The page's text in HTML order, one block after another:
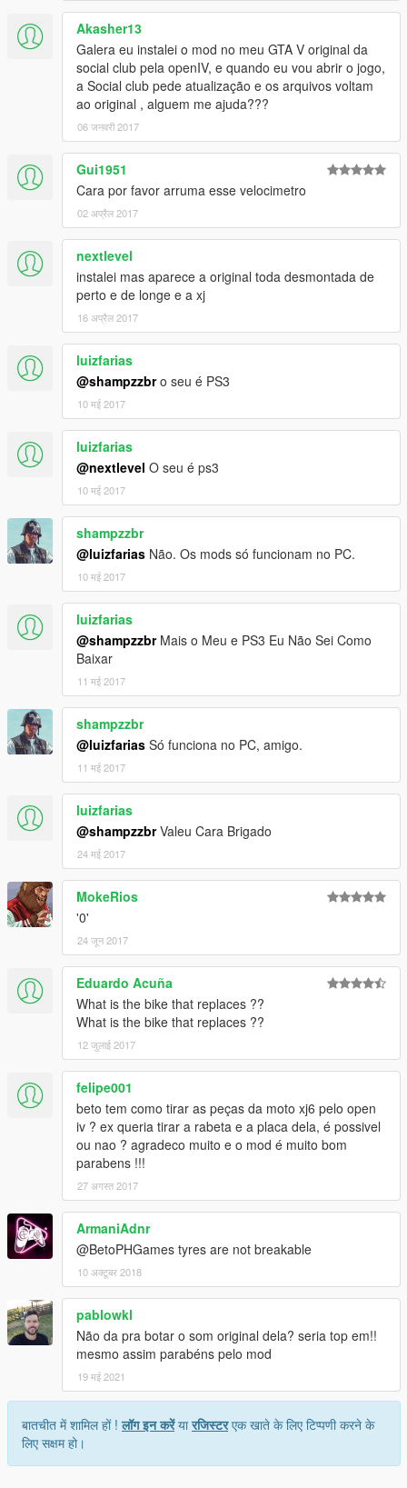
Akasher13
Galera eu instalei o mod no meu GTA V original da
social club pela openIV, e quando eu vou abrir o jogo,
a Social club pede atualização e os arquivos voltam
ao original , alguem me ajuda???
06 जनवरी 2017
Gui1951
Cara por favor arruma esse velocimetro
02 अप्रैल 2017
nextlevel
instalei mas aparece a original toda desmontada de
perto e de longe e a xj
16 अप्रैल 2017
luizfarias
@shampzzbro seu é PS3
10 मई 2017
luizfarias
@nextlevel O seu é ps3
10 मई 2017
shampzzbr
@luizfarias Não. Os mods só funcionam no PC.
10 मई 2017
luizfarias
@shampzzbrMais o Meu e PS3 Eu Não Sei Como
Baixar
11 मई 2017
shampzzbr
@luizfarias Só funciona no PC, amigo.
11 मई 2017
luizfarias
@shampzzbrValeu Cara Brigado
24 मई 2017
MokeRios
'0'
24 जून 2017
Eduardo Acuña
What is the bike that replaces ??
What is the bike that replaces ??
12 जुलाई 2017
felipe001
beto tem como tirar as peças da moto xj6 pelo open
iv ? ex queria tirar a rabeta e a placa dela, é possivel
ou nao ? agradeco muito e o mod é muito bom
parabens !!!
27 अगस्त 2017
ArmaniAdnr
@BetoPHGames tyres are not breakable
10 अक्टूबर 2018
pablowkl
Não da pra botar o som original dela? seria top em!!
mesmo assim parabéns pelo mod
19 मई 2021
बातचीत में शामिल हों !लॉग इन करेंयारजिस्टरएक खाते के लिए टिप्पणी करने के
लिए सक्षम हो।